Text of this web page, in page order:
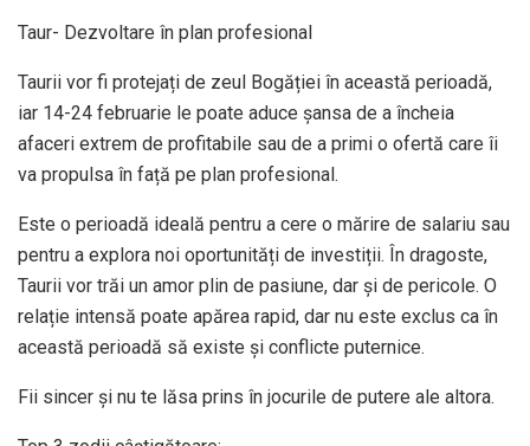
Taur- Dezvoltare în plan profesional
Taurii vor fi protejați de zeul Bogăției în această perioadă,
iar 14-24 februarie le poate aduce șansa de a încheia
afaceri extrem de profitabile sau de a primi o ofertă care îi
va propulsa în față pe plan profesional.
Este o perioadă ideală pentru a cere o mărire de salariu sau
pentru a explora noi oportunități de investiții. În dragoste,
Taurii vor trăi un amor plin de pasiune, dar și de pericole. O
relație intensă poate apărea rapid, dar nu este exclus ca în
această perioadă să existe și conflicte puternice.
Fii sincer și nu te lăsa prins în jocurile de putere ale altora.